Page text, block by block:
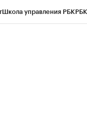
Школа управления РБК